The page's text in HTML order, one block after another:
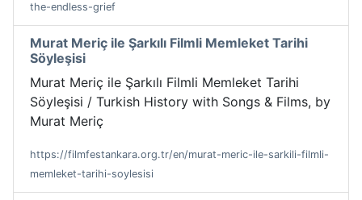
the-endless-grief
Murat Meriç ile Şarkılı Filmli Memleket Tarihi
Söyleşisi
Murat Meriç ile Şarkılı Filmli Memleket Tarihi
Söyleşisi / Turkish History with Songs & Films, by
Murat Meriç
https://filmfestankara.org.tr/en/murat-meric-ile-sarkili-filmli-
memleket-tarihi-soylesisi